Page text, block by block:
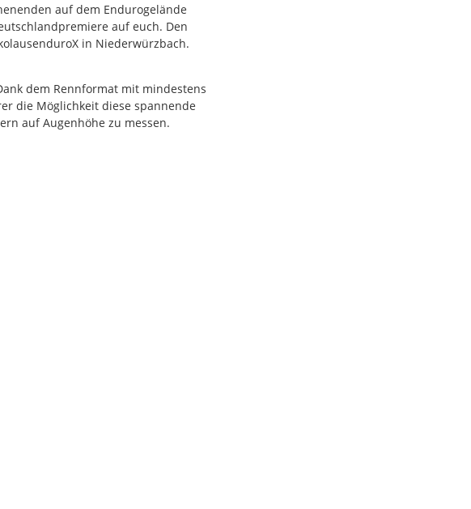
auf dem Endurogelände
auf euch. Den
in Niederwürzbach.
dem Rennformat mit mindestens
die Möglichkeit diese spannende
auf Augenhöhe zu messen.